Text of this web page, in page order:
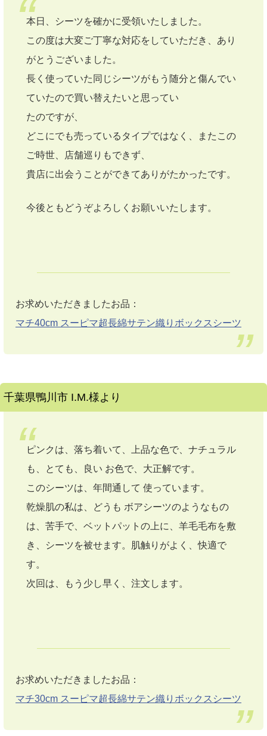
本日、シーツを確かに受領いたしました。
この度は大変ご丁寧な対応をしていただき、あり
がとうございました。
長く使っていた同じシーツがもう随分と傷んでい
ていたので買い替えたいと思ってい
たのですが、
どこにでも売っているタイプではなく、またこの
ご時世、店舗巡りもできず、
貴店に出会うことができてありがたかったです。
今後ともどうぞよろしくお願いいたします。
お求めいただきましたお品：
マチ40cm スーピマ超長綿サテン織りボックスシーツ
千葉県鴨川市 I.M.様より
ピンクは、落ち着いて、上品な色で、ナチュラル
も、とても、良い お色で、大正解です。
このシーツは、年間通して 使っています。
乾燥肌の私は、どうも ボアシーツのようなもの
は、苦手で、ベットパットの上に、羊毛毛布を敷
き、シーツを被せます。肌触りがよく、快適で
す。
次回は、もう少し早く、注文します。
お求めいただきましたお品：
マチ30cm スーピマ超長綿サテン織りボックスシーツ